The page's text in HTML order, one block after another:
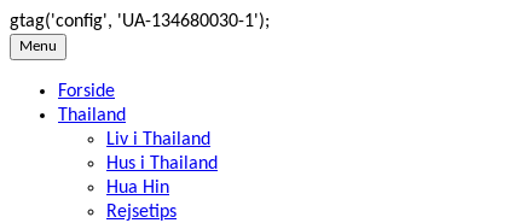
gtag('config', 'UA-134680030-1');
Skip
content
Menu
Forside
Thailand
Liv i Thailand
Hus i Thailand
Hua Hin
Rejsetips